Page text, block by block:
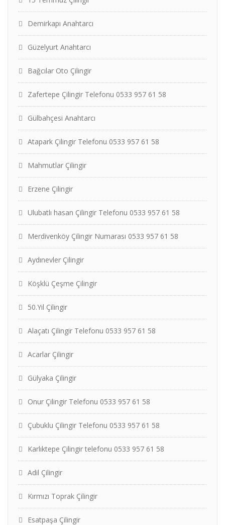
Demirkapı Anahtarcı
Güzelyurt Anahtarcı
Bağcılar Oto Çilingir
Zafertepe Çilingir Telefonu 0533 957 61 58
Gülbahçesi Anahtarcı
Atapark Çilingir Telefonu 0533 957 61 58
Mahmutlar Çilingir
Erzene Çilingir
Ulubatlı hasan Çilingir Telefonu 0533 957 61 58
Merdivenköy Çilingir Numarası 0533 957 61 58
Aydınevler Çilingir
Köşklü Çeşme Çilingir
50.Yıl Çilingir
Alaçatı Çilingir Telefonu 0533 957 61 58
Acarlar Çilingir
Gülyaka Çilingir
Onur Çilingir Telefonu 0533 957 61 58
Çubuklu Çilingir Telefonu 0533 957 61 58
Karlıktepe Çilingir telefonu 0533 957 61 58
Adil Çilingir
Kırmızı Toprak Çilingir
Esatpaşa Çilingir